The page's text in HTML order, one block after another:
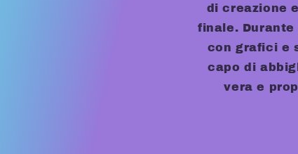
di creazione
finale.
con grafici e
capo di
vera e